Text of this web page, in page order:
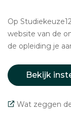
Op
website van de
de opleiding je
Bekijk
Wat zeggen